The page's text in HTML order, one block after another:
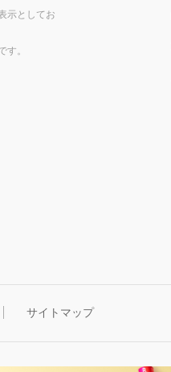
示としてお
す。
サイトマップ